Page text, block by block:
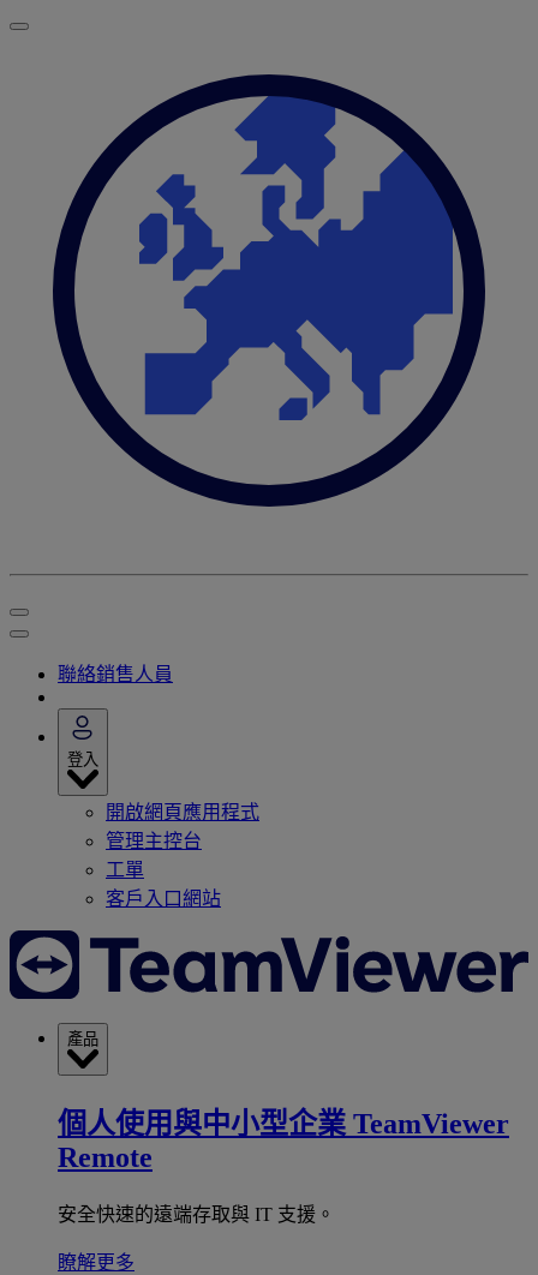
聯絡銷售人員
登入
開啟網頁應用程式
管理主控台
工單
客戶入口網站
產品
個人使用與中小型企業 TeamViewer
Remote
安全快速的遠端存取與 IT 支援。
瞭解更多